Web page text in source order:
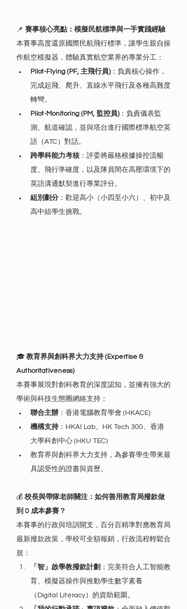
📌 賽事核心亮點：模擬民航標準與一手實踐經驗
本賽事高度還原國際民航飛行標準，讓學生親自操
作航空模擬器，體驗真實航空業界的專業分工：
Pilot-Flying (PF, 主飛行員)：負責核心操作，
完成起飛、爬升、直線水平飛行及各種高難度
轉彎。
Pilot-Monitoring (PM, 監控員)：負責儀表監
測、航道確認，並與塔台進行國際標準航空英
語（ATC）對話。
跨學科能力考核：評委將嚴格根據操控流暢
度、飛行準確度，以及隊員間在高壓環境下的
英語溝通默契進行專業評分。
組別劃分 ：歡迎高小（小四至小六）、初中及
高中組學生挑戰。
🎓 教育界與創科界大力支持 (Expertise &
Authoritativeness)
本賽事展現對創科教育的深度認知，並擁有強大的
學術與科技生態圈網絡支持：
聯合主辦 ：香港電腦教育學會 (HKACE)
機構支持 ：HKAI Lab、HK Tech 300、香港
大學科創中心 (HKU TEC)
教育界與創科界大力支持，為參賽學生帶來最
具認受性的證書與資歷。
💰 校長與帶隊老師關注：如何善用教育局撥款做
到 0 成本參賽？
本賽事的行政與培訓開支，百分百精準對應教育局
最新撥款政策，學校可全額報銷，行政流程輕鬆合
規：
「智」啟學教撥款計劃 ：完美符合人工智能教
育、模擬器操作與推動學生數字素養
（Digital Literacy）的資助範圍。